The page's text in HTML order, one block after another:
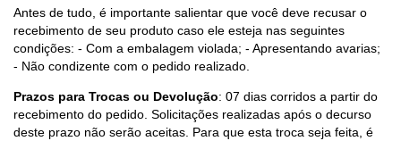
Antes de tudo, é importante salientar que você deve recusar o
recebimento de seu produto caso ele esteja nas seguintes
condições: - Com a embalagem violada; - Apresentando avarias;
- Não condizente com o pedido realizado.
Prazos para Trocas ou Devolução: 07 dias corridos a partir do
recebimento do pedido. Solicitações realizadas após o decurso
deste prazo não serão aceitas. Para que esta troca seja feita, é